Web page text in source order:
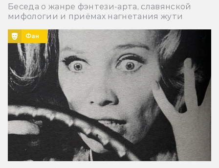
Беседа о жанре фэнтези-арта, славянской
мифологии и приёмах нагнетания жути
Фан